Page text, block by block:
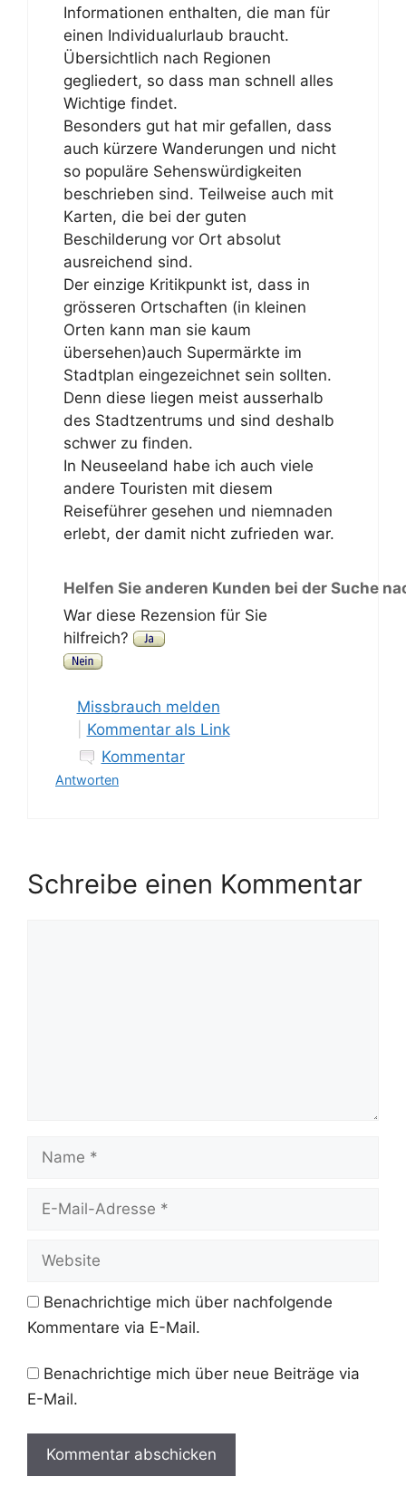
Informationen enthalten, die man für
einen Individualurlaub braucht.
Übersichtlich nach Regionen
gegliedert, so dass man schnell alles
Wichtige findet.
Besonders gut hat mir gefallen, dass
auch kürzere Wanderungen und nicht
so populäre Sehenswürdigkeiten
beschrieben sind. Teilweise auch mit
Karten, die bei der guten
Beschilderung vor Ort absolut
ausreichend sind.
Der einzige Kritikpunkt ist, dass in
grösseren Ortschaften (in kleinen
Orten kann man sie kaum
übersehen)auch Supermärkte im
Stadtplan eingezeichnet sein sollten.
Denn diese liegen meist ausserhalb
des Stadtzentrums und sind deshalb
schwer zu finden.
In Neuseeland habe ich auch viele
andere Touristen mit diesem
Reiseführer gesehen und niemnaden
erlebt, der damit nicht zufrieden war.
Helfen Sie anderen Kunden bei der Suche
War diese Rezension für Sie
hilfreich?
Missbrauch melden
Kommentar als Link
Kommentar
Antworten
Schreibe einen Kommentar
Name
Website
Benachrichtige mich über nachfolgende
Kommentare via E-Mail.
Benachrichtige mich über neue Beiträge via
E-Mail.